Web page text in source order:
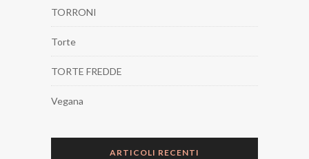
TORRONI
Torte
TORTE FREDDE
Vegana
ARTICOLI RECENTI